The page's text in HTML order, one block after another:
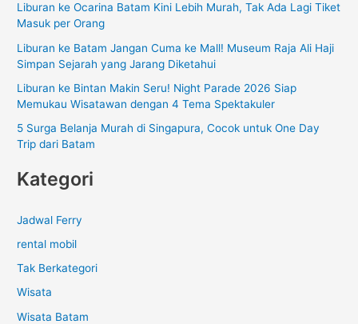
tLiburan ke Ocarina Batam Kini Lebih Murah, Tak Ada Lagi Tiket
Masuk per Orang
Liburan ke Batam Jangan Cuma ke Mall! Museum Raja Ali Haji
Simpan Sejarah yang Jarang Diketahui
Liburan ke Bintan Makin Seru! Night Parade 2026 Siap
Memukau Wisatawan dengan 4 Tema Spektakuler
5 Surga Belanja Murah di Singapura, Cocok untuk One Day
Trip dari Batam
Kategori
Jadwal Ferry
rental mobil
Tak Berkategori
Wisata
Wisata Batam